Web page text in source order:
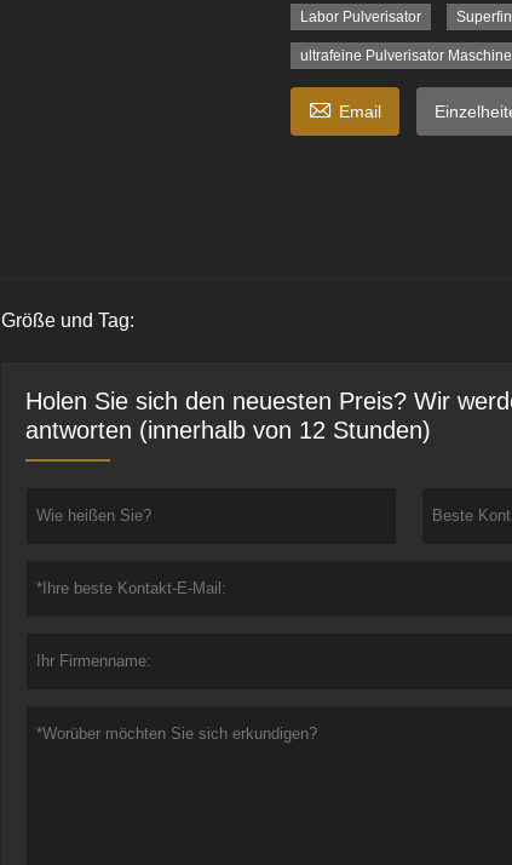
Labor Pulverisator
ultrafeine Pulverisator Maschine
 Email
Größe und Tag:
Holen Sie sich den neuesten Preis? Wir
antworten (innerhalb von 12 Stunden)